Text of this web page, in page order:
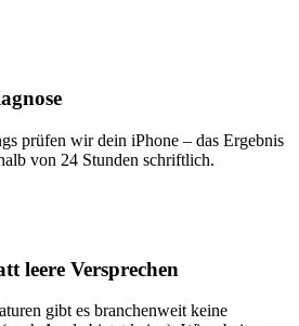
prüfen wir dein iPhone – das Ergebnis
von 24 Stunden schriftlich.
leere Versprechen
gibt es branchenweit keine